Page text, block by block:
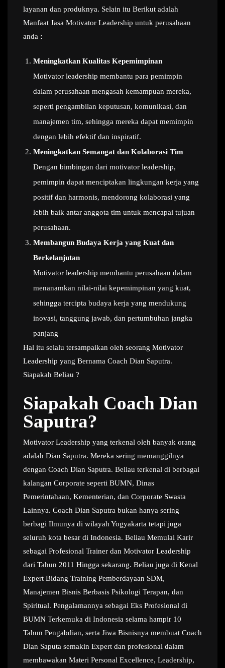
layanan dan produknya. Selain itu Berikut adalah
Manfaat Jasa Motivator Leadership untuk perusahaan
anda :
Meningkatkan Kualitas Kepemimpinan
Motivator leadership membantu para pemimpin
dalam perusahaan mengasah kemampuan mereka,
seperti pengambilan keputusan, komunikasi, dan
manajemen tim, sehingga mereka dapat memimpin
dengan lebih efektif dan inspiratif.
Meningkatkan Semangat dan Kolaborasi Tim
Dengan bimbingan dari motivator leadership,
pemimpin dapat menciptakan lingkungan kerja yang
positif dan harmonis, mendorong kolaborasi yang
lebih baik antar anggota tim untuk mencapai tujuan
perusahaan.
Membangun Budaya Kerja yang Kuat dan
Berkelanjutan
Motivator leadership membantu perusahaan dalam
menanamkan nilai-nilai kepemimpinan yang kuat,
sehingga tercipta budaya kerja yang mendukung
inovasi, tanggung jawab, dan pertumbuhan jangka
panjang
Hal itu selalu tersampaikan oleh seorang Motivator
Leadership yang Bernama Coach Dian Saputra.
Siapakah Beliau ?
Siapakah Coach Dian
Saputra?
Motivator Leadership yang terkenal oleh banyak orang
adalah Dian Saputra. Mereka sering memanggilnya
dengan Coach Dian Saputra. Beliau terkenal di berbagai
kalangan Corporate seperti BUMN, Dinas
Pemerintahaan, Kementerian, dan Corporate Swasta
Lainnya. Coach Dian Saputra bukan hanya sering
berbagi Ilmunya di wilayah Yogyakarta tetapi juga
seluruh kota besar di Indonesia. Beliau Memulai Karir
sebagai Profesional Trainer dan Motivator Leadership
dari Tahun 2011 Hingga sekarang. Beliau juga di Kenal
Expert Bidang Training Pemberdayaan SDM,
Manajemen Bisnis Berbasis Psikologi Terapan, dan
Spiritual. Pengalamannya sebagai Eks Profesional di
BUMN Terkemuka di Indonesia selama hampir 10
Tahun Pengabdian, serta Jiwa Bisnisnya membuat Coach
Dian Saputa semakin Expert dan profesional dalam
membawakan Materi Personal Excellence, Leadership,